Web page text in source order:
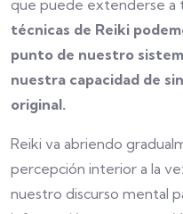
que puede extenderse a
técnicas de Reiki
punto de nuestro
nuestra capacidad de
original.
Reiki va abriendo
percepción interior a la
nuestro discurso mental